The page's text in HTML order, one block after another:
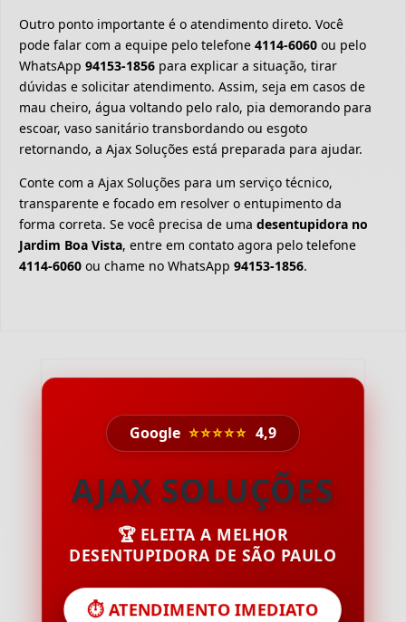
Outro ponto importante é o atendimento direto. Você
pode falar com a equipe pelo telefone 4114-6060 ou pelo
WhatsApp 94153-1856 para explicar a situação, tirar
dúvidas e solicitar atendimento. Assim, seja em casos de
mau cheiro, água voltando pelo ralo, pia demorando para
escoar, vaso sanitário transbordando ou esgoto
retornando, a Ajax Soluções está preparada para ajudar.
Conte com a Ajax Soluções para um serviço técnico,
transparente e focado em resolver o entupimento da
forma correta. Se você precisa de uma desentupidora no
Jardim Boa Vista, entre em contato agora pelo telefone
4114-6060 ou chame no WhatsApp 94153-1856.
Google ⭐⭐⭐⭐⭐ 4,9
AJAX SOLUÇÕES
🏆 ELEITA A MELHOR
DESENTUPIDORA DE SÃO PAULO
⏱️ ATENDIMENTO IMEDIATO